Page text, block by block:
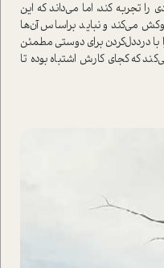
تجربه کند، اما می‌داند که این
می‌کند و نباید بر‌اساس آن‌ها
درد‌دل‌کردن برای دوستی مطمئن
که کجای کارش اشتباه بوده تا